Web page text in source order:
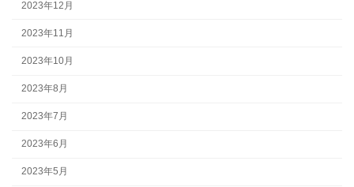
2023年12月
2023年11月
2023年10月
2023年8月
2023年7月
2023年6月
2023年5月